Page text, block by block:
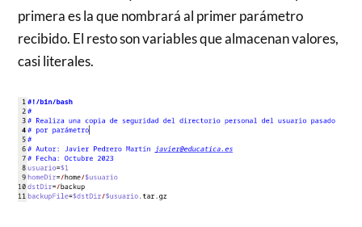
primera es la que nombrará al primer parámetro
recibido. El resto son variables que almacenan valores,
casi literales.